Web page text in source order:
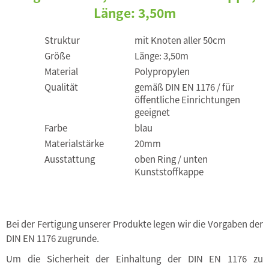
Länge: 3,50m
Struktur
mit Knoten aller 50cm
Größe
Länge: 3,50m
Material
Polypropylen
Qualität
gemäß DIN EN 1176 / für
öffentliche Einrichtungen
geeignet
Farbe
blau
Materialstärke
20mm
Ausstattung
oben Ring / unten
Kunststoffkappe
Bei der Fertigung unserer Produkte legen wir die Vorgaben der
DIN EN 1176 zugrunde.
Um die Sicherheit der Einhaltung der DIN EN 1176 zu